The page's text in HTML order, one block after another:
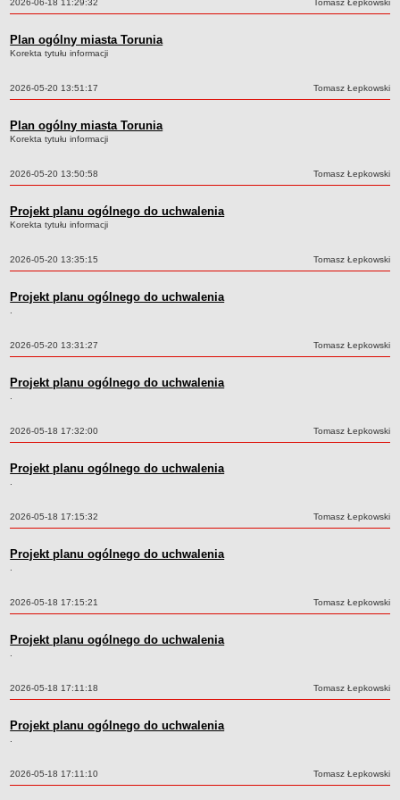
Rok 2009
Lata 2002 - 2008
OGŁOSZENIA O NABORZE
INSPEKTOR OCHRONY DANYCH OSOBOWYCH - KLAUZULA INFORMACYJNA
OGÓLNA
DOSTĘP DO INFORMACJI PUBLICZNEJ
ZAMÓWIENIA PUBLICZNE
2016
2017
2018
2019
2021
2023
2025
STRONA INTERNETOWA MIEJSKIEJ PRACOWNI URBANISTYCZNEJ W TORUNIU
Data:
2026-06-18 11:29:32 Autor:
Tomasz Łepkowski
Plan ogólny miasta Torunia
Korekta tytułu informacji
Data:
2026-05-20 13:51:17 Autor:
Tomasz Łepkowski
Plan ogólny miasta Torunia
Korekta tytułu informacji
Data:
2026-05-20 13:50:58 Autor:
Tomasz Łepkowski
Projekt planu ogólnego do uchwalenia
Korekta tytułu informacji
Data:
2026-05-20 13:35:15 Autor:
Tomasz Łepkowski
Projekt planu ogólnego do uchwalenia
Data:
2026-05-20 13:31:27 Autor:
Tomasz Łepkowski
Projekt planu ogólnego do uchwalenia
Data:
2026-05-18 17:32:00 Autor:
Tomasz Łepkowski
Projekt planu ogólnego do uchwalenia
Data:
2026-05-18 17:15:32 Autor:
Tomasz Łepkowski
Projekt planu ogólnego do uchwalenia
Data:
2026-05-18 17:15:21 Autor:
Tomasz Łepkowski
Projekt planu ogólnego do uchwalenia
Data:
2026-05-18 17:11:18 Autor:
Tomasz Łepkowski
Projekt planu ogólnego do uchwalenia
Data:
2026-05-18 17:11:10 Autor:
Tomasz Łepkowski